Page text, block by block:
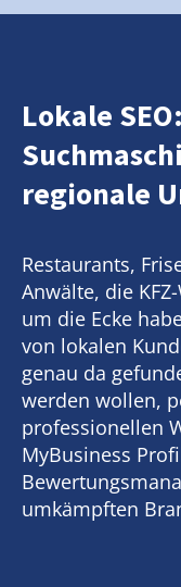
Lokale SEO:
regionale
Restaurants,
Anwälte, die
um die Ecke
von lokalen
genau da
werden wollen,
professionellen
MyBusiness
umkämpften